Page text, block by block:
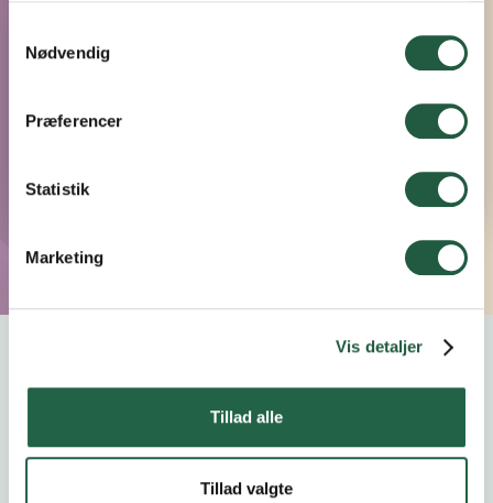
Nødvendig
Præferencer
Statistik
Marketing
Vis detaljer
Tillad alle
Tillad valgte
Kalender